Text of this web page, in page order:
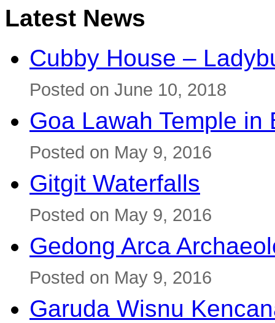
Latest News
Cubby House –
Posted on June 10, 2018
Goa Lawah Temple in
Posted on May 9, 2016
Gitgit Waterfalls
Posted on May 9, 2016
Gedong Arca
Posted on May 9, 2016
Garuda Wisnu